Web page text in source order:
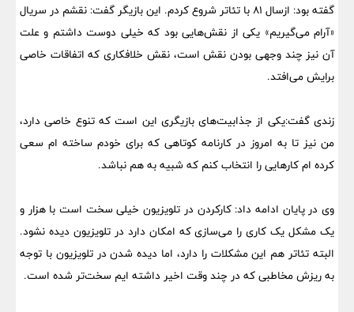
گفته بود: ازسال ۸۱ با تئاتر شروع کردم. این بازیگر گفت: نقشم در سریال
«آرام می‌گیریم» یکی از نقش‌هایی بود که خیلی دوست داشتم و علت
آن نیز چند وجهی بودن نقش است، نقش خلافکاری که اتفاقات خاصی
برایش می‌افتد.
زندی گفت:یکی از جذابیت‌های بازیگری این است که تنوع خاصی دارد،
من نیز تا به امروز در کارنامه کوتاهی که برای خودم ساخته ام سعی
کرده ام کار‌هایی را انتخاب کنم که شبیه به هم نباشد.
وی در پایان ادامه داد: کارکردن در تلویزیون خیلی سخت است با هزار و
یک مشکل یک کاری را می‌سازی که امکان دارد در تلویزیون دیده نشود.
البته تئاتر هم این مشکلات را دارد، اما دیده شدن در تلویزیون با توجه
به ریزش مخاطبی که در چند وقت اخیر داشته ایم سخت‌تر شده است.